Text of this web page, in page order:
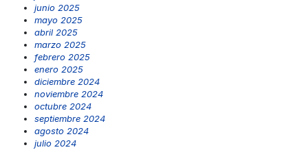
junio 2025
mayo 2025
abril 2025
marzo 2025
febrero 2025
enero 2025
diciembre 2024
noviembre 2024
octubre 2024
septiembre 2024
agosto 2024
julio 2024